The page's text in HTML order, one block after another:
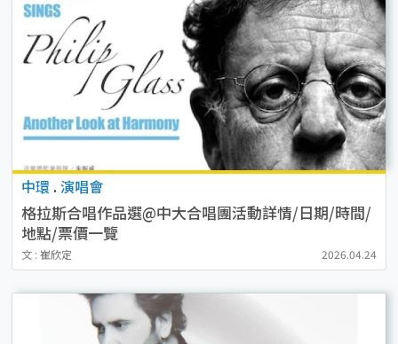
中環 . 演唱會
格拉斯合唱作品選@中大合唱團活動詳情/日期/時間/
地點/票價一覽
文 : 崔欣定 2026.04.24